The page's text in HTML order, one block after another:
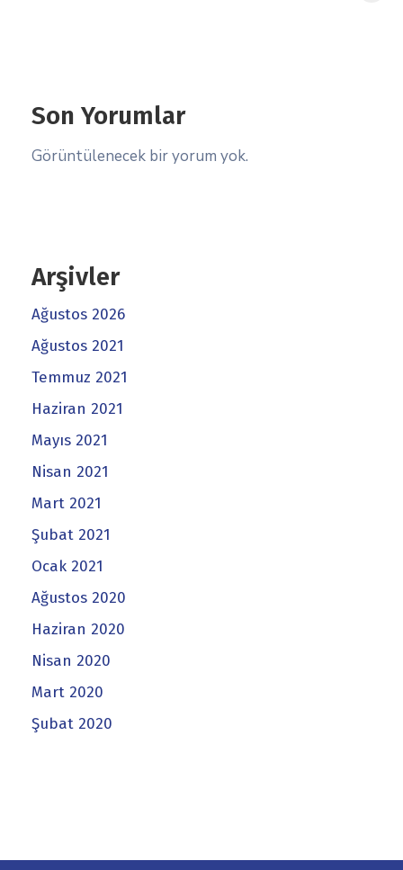
Son Yorumlar
Görüntülenecek bir yorum yok.
Arşivler
Ağustos 2026
Ağustos 2021
Temmuz 2021
Haziran 2021
Mayıs 2021
Nisan 2021
Mart 2021
Şubat 2021
Ocak 2021
Ağustos 2020
Haziran 2020
Nisan 2020
Mart 2020
Şubat 2020